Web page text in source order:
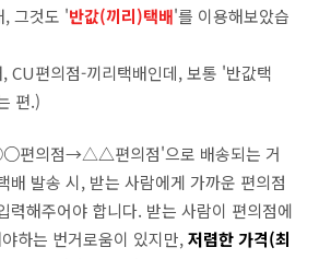
, 그것도 '반값(끼리)택배'를 이용해보았습
CU편의점-끼리택배인데, 보통 '반값택
편.)
○편의점→△△편의점'으로 배송되는 거
배 발송 시, 받는 사람에게 가까운 편의점
력해주어야 합니다. 받는 사람이 편의점에
하는 번거로움이 있지만,저렴한 가격(최